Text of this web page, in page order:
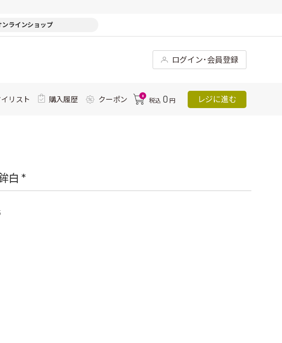
ンラインショップ
ログイン･会員登録
リスト 購入履歴 クーポン 0
税込 0 円 レジに進む
白 *